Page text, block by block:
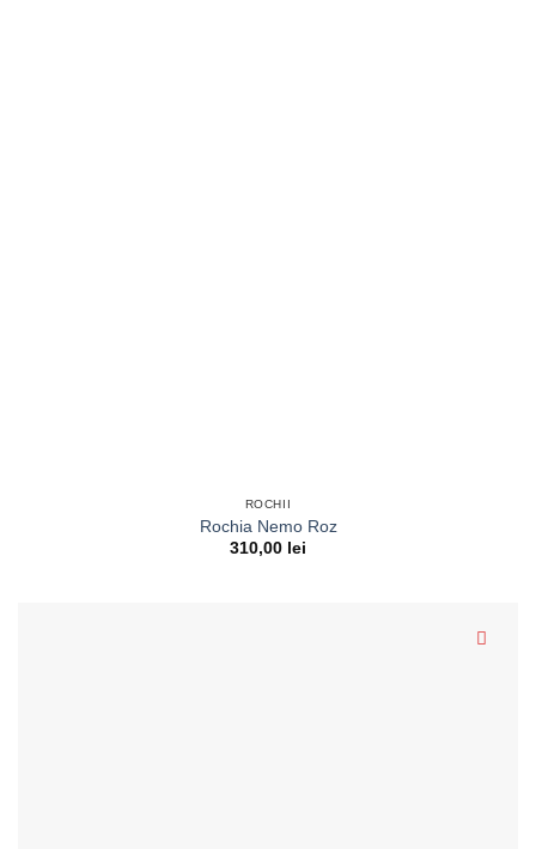
ROCHII
Rochia Nemo Roz
310,00 lei